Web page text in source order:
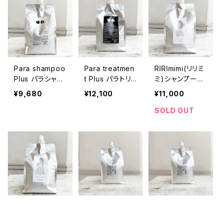
Para shampoo
Plus パラシャン
プープラス単品
¥9,680
Para treatmen
t Plus パラトリ
ートメントプラス
単品
¥12,100
RIRImimi(リリミ
ミ)シャンプー詰
め替え
¥11,000
SOLD OUT